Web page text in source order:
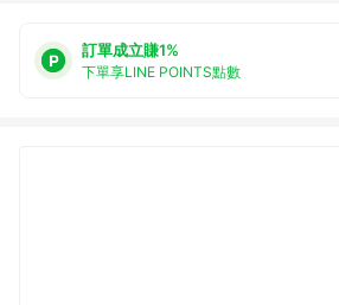
訂單成立賺1%
下單享LINE POINTS點數